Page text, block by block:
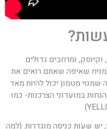
ומרחבים גדולים
שאיפה שאתם רואים את
מטמון יכול להיות מאד
במועדוני הצרכנות- כמו
שעות כניסה מוגדרות. (למה